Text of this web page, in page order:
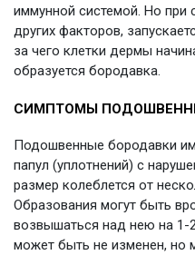
иммунной системой. Но при
других факторов,
за чего клетки дермы
образуется бородавка.
СИМПТОМЫ
Подошвенные бородавки
папул (уплотнений) с
размер колеблется от
Образования могут быть
возвышаться над нею на 1-
может быть не изменен, но